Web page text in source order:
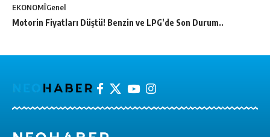
EKONOMİGenel
Motorin Fiyatları Düştü! Benzin ve LPG’de Son Durum..